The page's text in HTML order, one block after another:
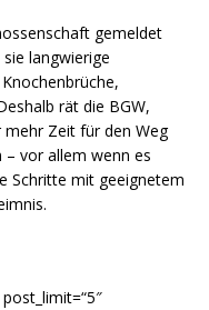
gemeldet
langwierige
rät die BGW,
mehr Zeit für den Weg
– vor allem wenn es
Schritte mit geeignetem